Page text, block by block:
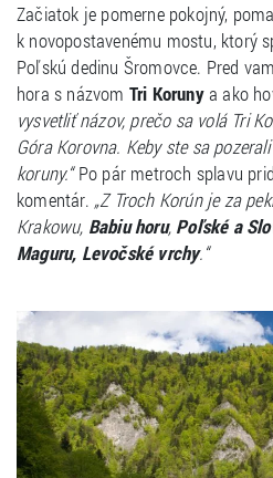
Začiatok je pomerne pokojný,
k novopostavenému mostu, ktorý
Poľskú dedinu Šromovce. Pred
hora s názvom Tri Korunya ako
vysvetliť názov, prečo sa volá Tri
Góra Korovna. Keby ste sa
koruny.“Po pár metroch splavu
komentár. „Z Troch Korún je za
Krakowu, Babiu horu, Poľské a
Maguru, Levočské vrchy.“